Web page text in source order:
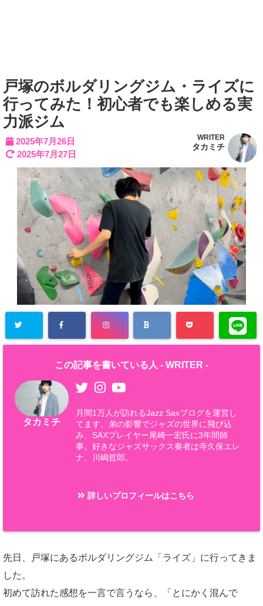
戸塚のボルダリングジム・ライズに
行ってみた！初心者でも楽しめる実
力派ジム
2025年7月26日
2025年7月27日
WRITER
タカミチ
この記事を書いている人 - WRITER -
タカミチ
月間1万人が訪れるJazz Saxブログを運営し
てます。弟の影響でジャズの世界に飛び込
み、SAXプレイヤー尾崎一宏氏に3年間師
事。好きなジャズサックス奏者は寺久保エレ
ナ、川嶋哲郎。
詳しいプロフィールはこちら
先日、戸塚にあるボルダリングジム「ライズ」に行ってきま
した。
初めて訪れた感想を一言で言うなら、「とにかく混んで